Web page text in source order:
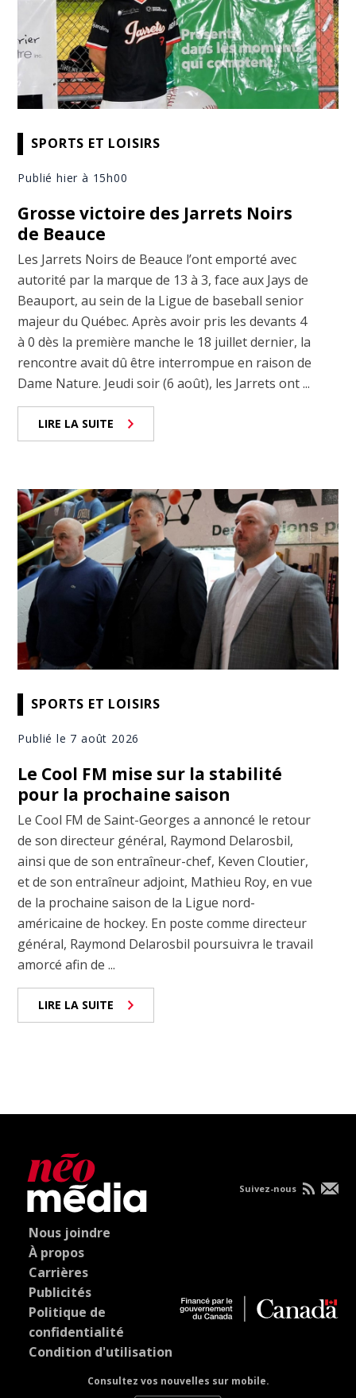
SPORTS ET LOISIRS
Publié hier à 15h00
Grosse victoire des Jarrets Noirs
de Beauce
Les Jarrets Noirs de Beauce l’ont emporté avec
autorité par la marque de 13 à 3, face aux Jays de
Beauport, au sein de la Ligue de baseball senior
majeur du Québec. Après avoir pris les devants 4
à 0 dès la première manche le 18 juillet dernier, la
rencontre avait dû être interrompue en raison de
Dame Nature. Jeudi soir (6 août), les Jarrets ont ...
LIRE LA SUITE
SPORTS ET LOISIRS
Publié le 7 août 2026
Le Cool FM mise sur la stabilité
pour la prochaine saison
Le Cool FM de Saint-Georges a annoncé le retour
de son directeur général, Raymond Delarosbil,
ainsi que de son entraîneur-chef, Keven Cloutier,
et de son entraîneur adjoint, Mathieu Roy, en vue
de la prochaine saison de la Ligue nord-
américaine de hockey. En poste comme directeur
général, Raymond Delarosbil poursuivra le travail
amorcé afin de ...
LIRE LA SUITE
Nous joindre
À propos
Carrières
Publicités
Politique de
confidentialité
Condition d'utilisation
Consultez vos nouvelles sur mobile.
Suivez-nous